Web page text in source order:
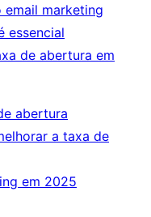
email marketing
essencial
de abertura em
abertura
a taxa de
em 2025